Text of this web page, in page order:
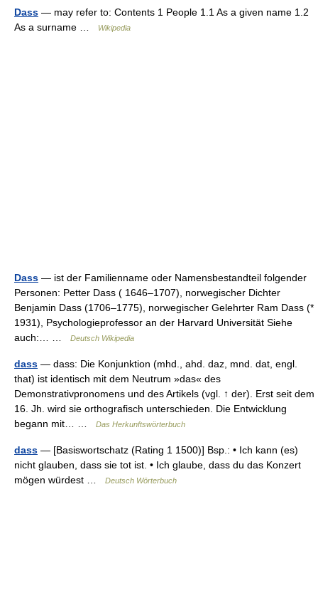
Dass — may refer to: Contents 1 People 1.1 As a given name 1.2
As a surname …
Wikipedia
Dass — ist der Familienname oder Namensbestandteil folgender
Personen: Petter Dass ( 1646–1707), norwegischer Dichter
Benjamin Dass (1706–1775), norwegischer Gelehrter Ram Dass (*
1931), Psychologieprofessor an der Harvard Universität Siehe
auch:… …
Deutsch Wikipedia
dass — dass: Die Konjunktion (mhd., ahd. daz, mnd. dat, engl.
that) ist identisch mit dem Neutrum »das« des
Demonstrativpronomens und des Artikels (vgl. ↑ der). Erst seit dem
16. Jh. wird sie orthografisch unterschieden. Die Entwicklung
begann mit… …
Das Herkunftswörterbuch
dass — [Basiswortschatz (Rating 1 1500)] Bsp.: • Ich kann (es)
nicht glauben, dass sie tot ist. • Ich glaube, dass du das Konzert
mögen würdest …
Deutsch Wörterbuch